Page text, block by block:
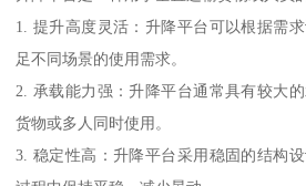
1. 提升高度灵活：升降平台可以根据需
足不同场景的使用需求。
2. 承载能力强：升降平台通常具有较大
货物或多人同时使用。
3. 稳定性高：升降平台采用稳固的结构